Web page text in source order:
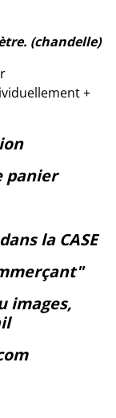
(chandelle)
+
panier
la CASE
images,